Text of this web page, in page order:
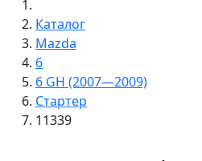
Каталог
Mazda
6
6 GH (2007—2009)
Стартер
11339